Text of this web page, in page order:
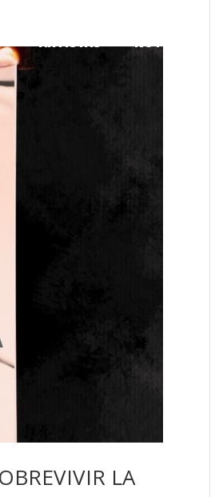
ARTISTAS NOTICIAS
LA